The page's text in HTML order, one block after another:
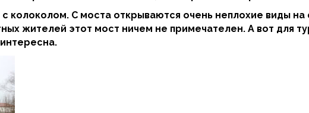
колоколом. С моста открываются очень неплохие виды на
жителей этот мост ничем не примечателен. А вот для